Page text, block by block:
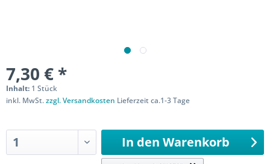
7,30 € *
Inhalt: 1 Stück
inkl. MwSt.zzgl. Versandkosten Lieferzeit ca.1-3 Tage
In den Warenkorb